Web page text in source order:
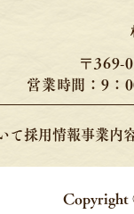
〒369-
営業時間：9：
て採用情報事業内
Copyright